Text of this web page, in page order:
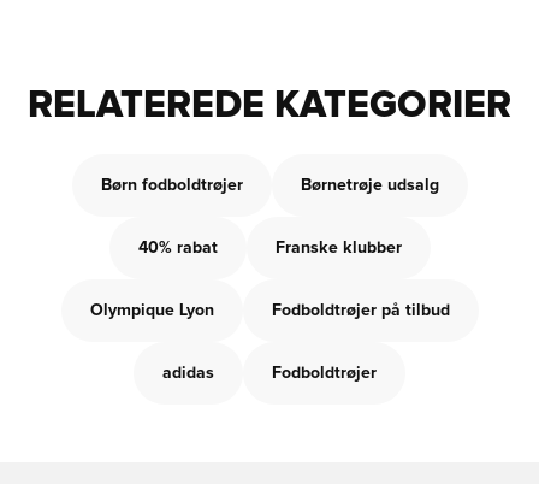
RELATEREDE KATEGORIER
Børn fodboldtrøjer Børnetrøje udsalg
40% rabat Franske klubber
Olympique Lyon Fodboldtrøjer på tilbud
adidas Fodboldtrøjer